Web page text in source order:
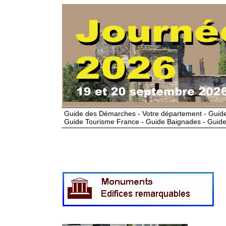
Guide des Démarches - Votre département -
Guide Tourisme France - Guide Baignades -